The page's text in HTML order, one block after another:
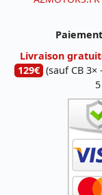
Livraison
129€ (sauf CB 3×